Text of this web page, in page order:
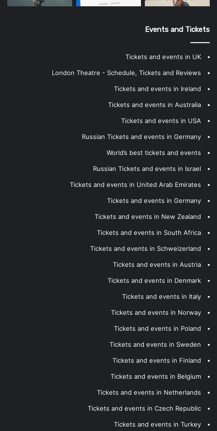
Events and Tickets
Tickets and events in UK
London Theatre - Schedule, Tickets and Reviews
Tickets and events in Ireland
Tickets and events in Australia
Tickets and events in USA
Russian Tickets and events in Germany
World’s best tickets and events
Russian Tickets and events in Israel
Tickets and events in United Arab Emirates
Tickets and events in Germany
Tickets and events in New Zealand
Tickets and events in South Africa
Tickets and events in Schweizerland
Tickets and events in Austria
Tickets and events in Denmark
Tickets and events in Italy
Tickets and events in Norway
Tickets and events in Poland
Tickets and events in Sweden
Tickets and events in Finland
Tickets and events in Belgium
Tickets and events in Netherlands
Tickets and events in Czech Republic
Tickets and events in Turkey